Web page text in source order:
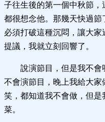
子往生後的第一個中秋節
都很想念他。那幾天快過
必須打破這種沉悶，讓大
提議，我就立刻回響了。
說演節目，但是我不
不會演節目，晚上我給大
笑，都知道我不會做，但
菜。